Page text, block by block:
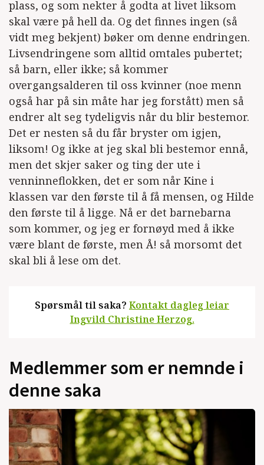
plass, og som nekter å godta at livet liksom
skal være på hell da. Og det finnes ingen (så
vidt meg bekjent) bøker om denne endringen.
Livsendringene som alltid omtales pubertet;
så barn, eller ikke; så kommer
overgangsalderen til oss kvinner (noe menn
også har på sin måte har jeg forstått) men så
endrer alt seg tydeligvis når du blir bestemor.
Det er nesten så du får bryster om igjen,
liksom! Og ikke at jeg skal bli bestemor ennå,
men det skjer saker og ting der ute i
venninneflokken, det er som når Kine i
klassen var den første til å få mensen, og Hilde
den første til å ligge. Nå er det barnebarna
som kommer, og jeg er fornøyd med å ikke
være blant de første, men Å! så morsomt det
skal bli å lese om det.
Spørsmål til saka? Kontakt dagleg leiar
Ingvild Christine Herzog.
Medlemmer som er nemnde i
denne saka